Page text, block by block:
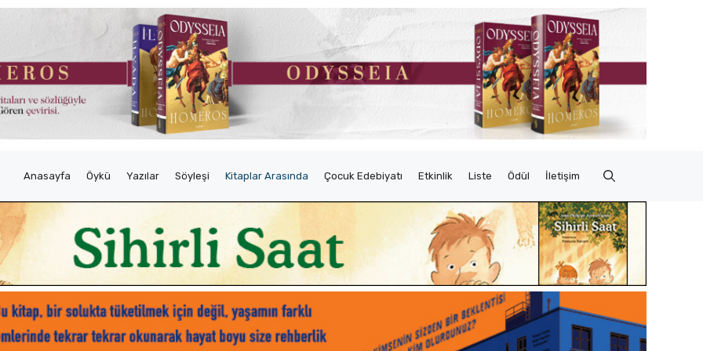
Anasayfa Öykü Yazılar Söyleşi Kitaplar Arasında Çocuk Edebiyatı Etkinlik Liste Ödül İletişim